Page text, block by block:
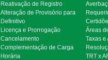
Reativação de Registro
Alteração de Provisório para
Definitivo
Licença e Prorrogação
Cancelamento
Complementação de Carga
Horária
Áreas
Taxas e
TRT x